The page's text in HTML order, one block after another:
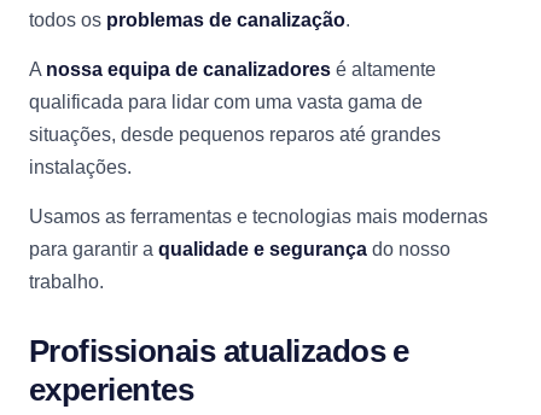
todos os problemas de canalização.
A nossa equipa de canalizadores é altamente
qualificada para lidar com uma vasta gama de
situações, desde pequenos reparos até grandes
instalações.
Usamos as ferramentas e tecnologias mais modernas
para garantir a qualidade e segurança do nosso
trabalho.
Profissionais atualizados e
experientes